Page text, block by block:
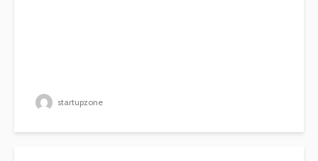
startupzone